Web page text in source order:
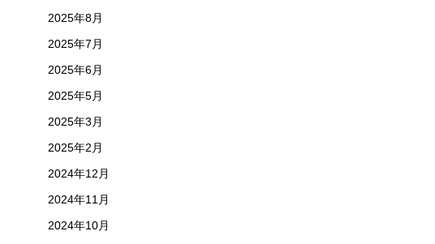
2025年8月
2025年7月
2025年6月
2025年5月
2025年3月
2025年2月
2024年12月
2024年11月
2024年10月